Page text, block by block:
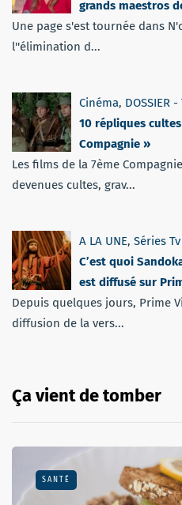
grands maestros
Une page s'est tournée dans
l''élimination d...
Cinéma, DOSSIER
10 répliques
Compagnie »
Les films de la 7ème
devenues cultes, grav...
A LA UNE, Séries Tv
C’est quoi
est diffusé sur
Depuis quelques jours, Prime
diffusion de la vers...
Ça vient de tomber
SANTÉ